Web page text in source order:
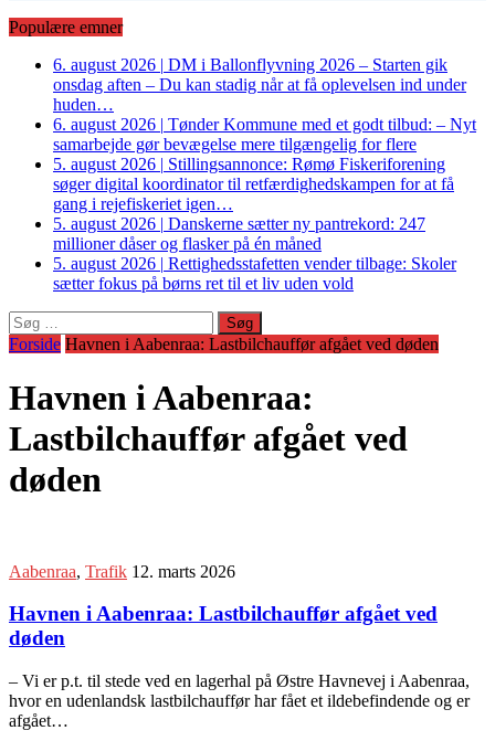
Populære emner
6. august 2026 | DM i Ballonflyvning 2026 – Starten gik
onsdag aften – Du kan stadig når at få oplevelsen ind under
huden…
6. august 2026 | Tønder Kommune med et godt tilbud: – Nyt
samarbejde gør bevægelse mere tilgængelig for flere
5. august 2026 | Stillingsannonce: Rømø Fiskeriforening
søger digital koordinator til retfærdighedskampen for at få
gang i rejefiskeriet igen…
5. august 2026 | Danskerne sætter ny pantrekord: 247
millioner dåser og flasker på én måned
5. august 2026 | Rettighedsstafetten vender tilbage: Skoler
sætter fokus på børns ret til et liv uden vold
Søg
efter:
Forside Havnen i Aabenraa: Lastbilchauffør afgået ved døden
Havnen i Aabenraa:
Lastbilchauffør afgået ved
døden
Aabenraa, Trafik 12. marts 2026
Havnen i Aabenraa: Lastbilchauffør afgået ved
døden
– Vi er p.t. til stede ved en lagerhal på Østre Havnevej i Aabenraa,
hvor en udenlandsk lastbilchauffør har fået et ildebefindende og er
afgået…